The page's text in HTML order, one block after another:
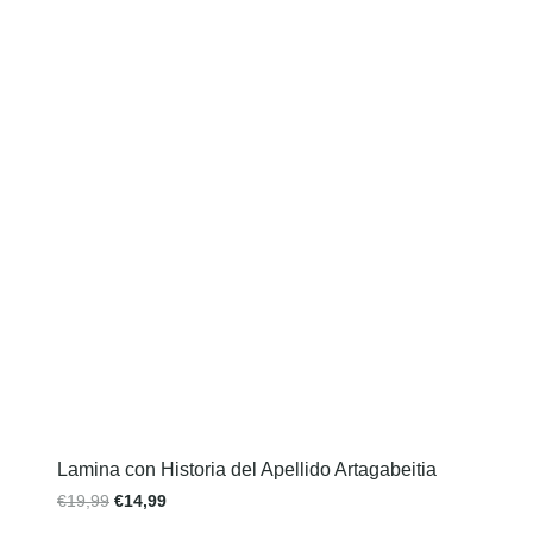
Lamina con Historia del Apellido Artagabeitia
€19,99 €14,99